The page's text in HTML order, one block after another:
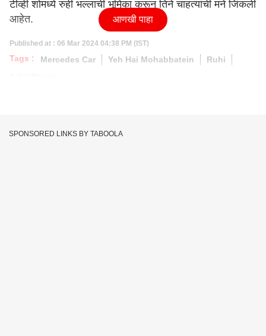
टीव्ही शोमध्ये रुही भल्लाची भूमिका करून तिने चाहत्यांची मने जिंकली
आहेत.
Published at : 06 Mar 2024 04:38 PM (IST)
Tags : Mercedes Car Yeh Hai Mohabbatein
Ruhi
आणखी पाहा
SPONSORED LINKS BY TABOOLA